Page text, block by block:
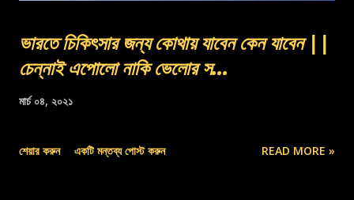
ভারতে চিকিৎসার জন্য কোথায় যাবেন কেন যাবেন ||
চেন্নাই এপোলো নাকি ভেলোর স...
মার্চ ০৪, ২০২১
শেয়ার করুন একটি মন্তব্য পোস্ট করুন READ MORE »